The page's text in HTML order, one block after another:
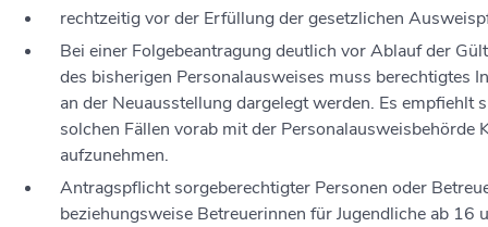
rechtzeitig vor der Erfüllung der gesetzlichen
Bei einer Folgebeantragung deutlich vor Ablauf der
des bisherigen Personalausweises muss berechtigtes
an der Neuausstellung dargelegt werden. Es empfiehlt
solchen Fällen vorab mit der Personalausweisbehörde
aufzunehmen.
Antragspflicht sorgeberechtigter Personen oder
beziehungsweise Betreuerinnen für Jugendliche ab 16